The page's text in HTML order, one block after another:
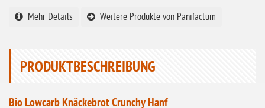
ohne Sellerie
Mehr Details Weitere Produkte von Panifactum
PRODUKTBESCHREIBUNG
Bio Lowcarb Knäckebrot Crunchy Hanf